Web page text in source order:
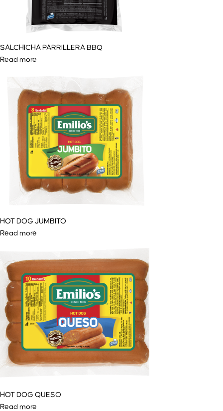
SALCHICHA PARRILLERA BBQ
Read more
HOT DOG JUMBITO
Read more
HOT DOG QUESO
Read more